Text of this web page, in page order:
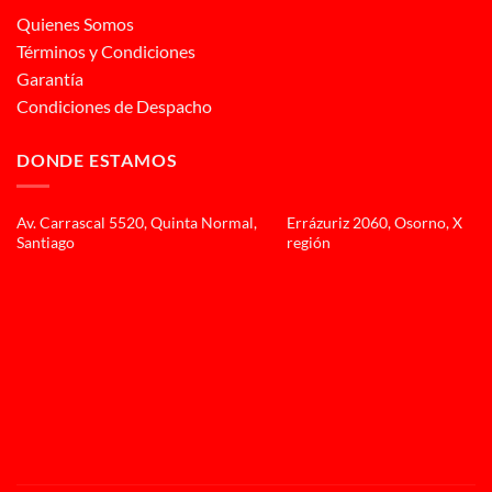
Quienes Somos
Términos y Condiciones
Garantía
Condiciones de Despacho
DONDE ESTAMOS
Av. Carrascal 5520, Quinta Normal,
Santiago
Errázuriz 2060, Osorno, X
región